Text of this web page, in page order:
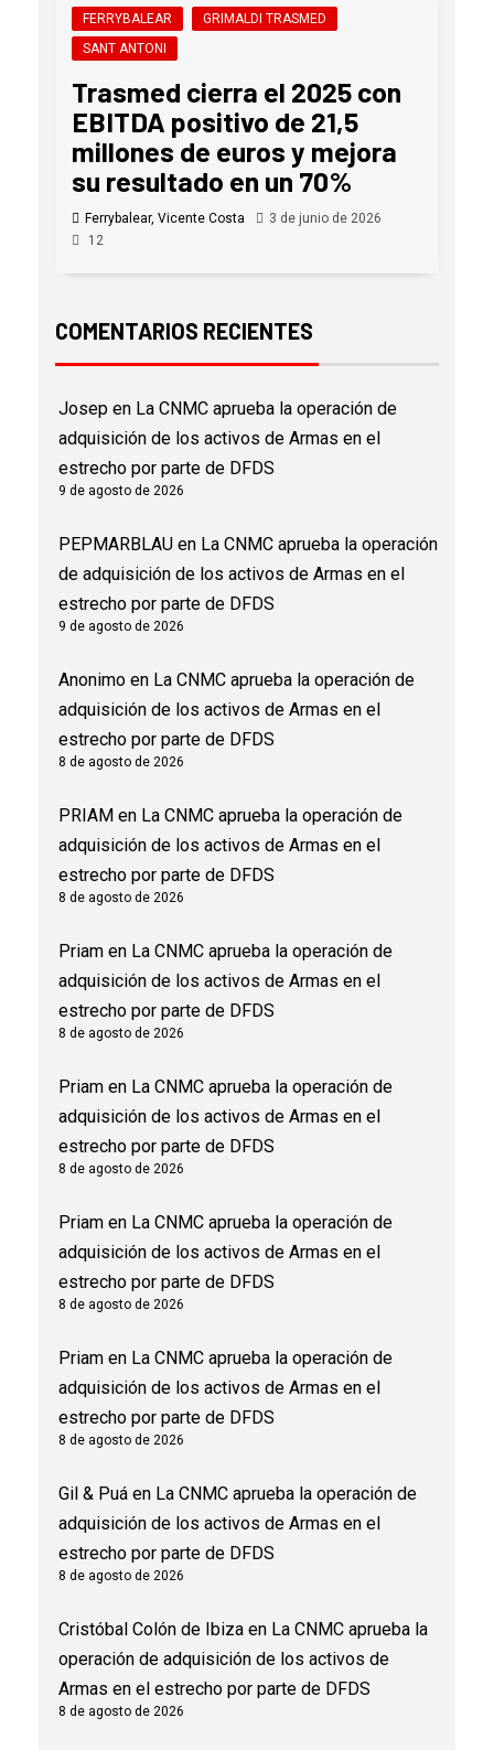
FERRYBALEAR
GRIMALDI TRASMED
SANT ANTONI
Trasmed cierra el 2025 con
EBITDA positivo de 21,5
millones de euros y mejora
su resultado en un 70%
Ferrybalear, Vicente Costa
3 de junio de 2026
12
COMENTARIOS RECIENTES
Josep en La CNMC aprueba la operación de
adquisición de los activos de Armas en el
estrecho por parte de DFDS
9 de agosto de 2026
PEPMARBLAU en La CNMC aprueba la operación
de adquisición de los activos de Armas en el
estrecho por parte de DFDS
9 de agosto de 2026
Anonimo en La CNMC aprueba la operación de
adquisición de los activos de Armas en el
estrecho por parte de DFDS
8 de agosto de 2026
PRIAM en La CNMC aprueba la operación de
adquisición de los activos de Armas en el
estrecho por parte de DFDS
8 de agosto de 2026
Priam en La CNMC aprueba la operación de
adquisición de los activos de Armas en el
estrecho por parte de DFDS
8 de agosto de 2026
Priam en La CNMC aprueba la operación de
adquisición de los activos de Armas en el
estrecho por parte de DFDS
8 de agosto de 2026
Priam en La CNMC aprueba la operación de
adquisición de los activos de Armas en el
estrecho por parte de DFDS
8 de agosto de 2026
Priam en La CNMC aprueba la operación de
adquisición de los activos de Armas en el
estrecho por parte de DFDS
8 de agosto de 2026
Gil & Puá en La CNMC aprueba la operación de
adquisición de los activos de Armas en el
estrecho por parte de DFDS
8 de agosto de 2026
Cristóbal Colón de Ibiza en La CNMC aprueba la
operación de adquisición de los activos de
Armas en el estrecho por parte de DFDS
8 de agosto de 2026